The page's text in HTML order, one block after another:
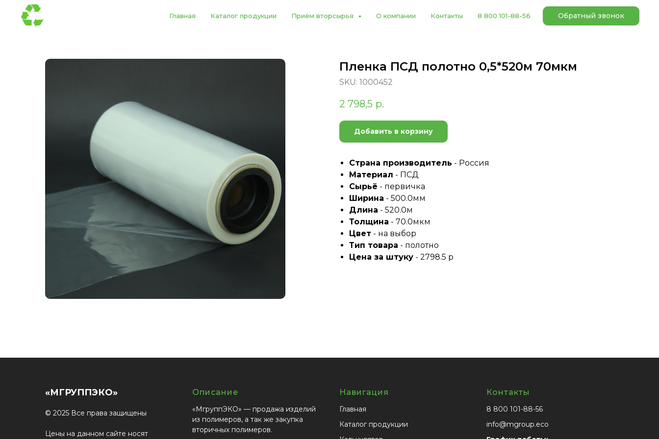
Главная Каталог продукции Приём вторсырья О компании Контакты 8 800 101-88-56 Обратный звонок
Пленка ПСД полотно 0,5*520м 70мкм
SKU: 1000452
2 798,5 р.
Добавить в корзину
Страна производитель - Россия
Материал - ПСД
Сырьё - первичка
Ширина - 500.0мм
Длина - 520.0м
Толщина - 70.0мкм
Цвет - на выбор
Тип товара - полотно
Цена за штуку - 2798.5 р
«МГРУППЭКО»
© 2025 Все права защищены
Цены на данном сайте носят
Описание
«МгруппЭКО» — продажа изделий
из полимеров, а так же закупка
вторичных полимеров.
Навигация
Главная
Каталог продукции
Контакты
8 800 101-88-56
info@mgroup.eco